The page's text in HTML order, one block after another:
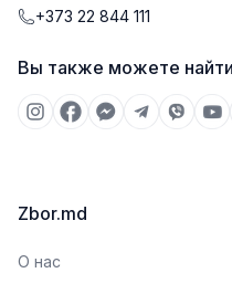
+373 22 844 111
Вы также можете
Zbor.md
О нас